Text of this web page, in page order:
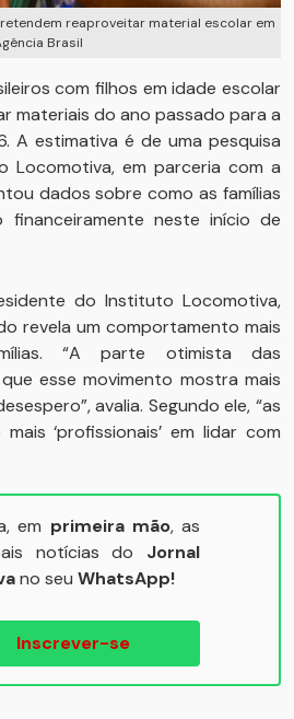
reaproveitar material escolar em
Brasil
com filhos em idade escolar
materiais do ano passado para a
A estimativa é de uma pesquisa
Locomotiva, em parceria com a
dados sobre como as famílias
financeiramente neste início de
do Instituto Locomotiva,
revela um comportamento mais
“A parte otimista das
esse movimento mostra mais
avalia. Segundo ele, “as
‘profissionais’ em lidar com
em primeira mão, as
notícias do Jornal
no seu WhatsApp!
Inscrever-se